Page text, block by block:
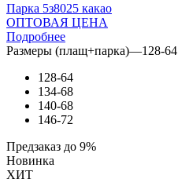
Парка 5з8025 какао
ОПТОВАЯ ЦЕНА
Подробнее
Размеры (плащ+парка)—128-64
128-64
134-68
140-68
146-72
Предзаказ до 9%
Новинка
ХИТ